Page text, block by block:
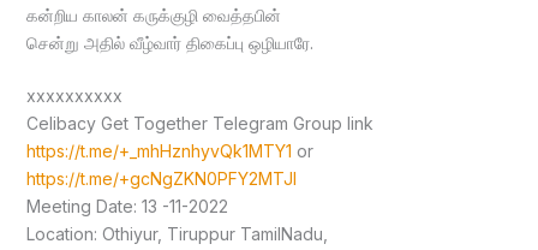
கன்றிய காலன் கருக்குழி வைத்தபின்
சென்று அதில் வீழ்வார் திகைப்பு ஒழியாரே.
xxxxxxxxxx
Celibacy Get Together Telegram Group link
https://t.me/+_mhHznhyvQk1MTY1 or
https://t.me/+gcNgZKN0PFY2MTJl
Meeting Date: 13 -11-2022
Location: Othiyur, Tiruppur TamilNadu,